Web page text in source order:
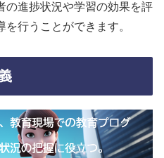
の進捗状況や学習の効果を評
行うことができます。